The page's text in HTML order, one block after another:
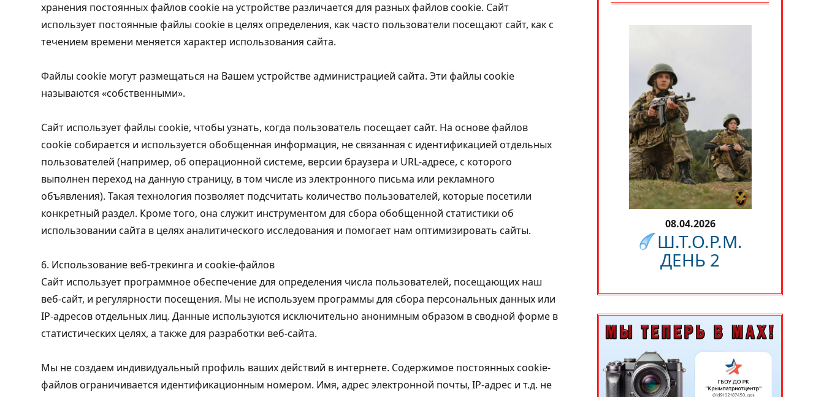
хранения постоянных файлов cookie на устройстве различается для разных файлов cookie. Сайт
использует постоянные файлы cookie в целях определения, как часто пользователи посещают сайт, как с
течением времени меняется характер использования сайта.
Файлы cookie могут размещаться на Вашем устройстве администрацией сайта. Эти файлы cookie
называются «собственными».
Сайт использует файлы cookie, чтобы узнать, когда пользователь посещает сайт. На основе файлов
cookie собирается и используется обобщенная информация, не связанная с идентификацией отдельных
пользователей (например, об операционной системе, версии браузера и URL-адресе, с которого
выполнен переход на данную страницу, в том числе из электронного письма или рекламного
объявления). Такая технология позволяет подсчитать количество пользователей, которые посетили
конкретный раздел. Кроме того, она служит инструментом для сбора обобщенной статистики об
использовании сайта в целях аналитического исследования и помогает нам оптимизировать сайты.
6. Использование веб-трекинга и cookie-файлов
Сайт использует программное обеспечение для определения числа пользователей, посещающих наш
веб-сайт, и регулярности посещения. Мы не используем программы для сбора персональных данных или
IP-адресов отдельных лиц. Данные используются исключительно анонимным образом в сводной форме в
статистических целях, а также для разработки веб-сайта.
Мы не создаем индивидуальный профиль ваших действий в интернете. Содержимое постоянных cookie-
файлов ограничивается идентификационным номером. Имя, адрес электронной почты, IP-адрес и т.д. не
08.04.2026
Ш.Т.О.Р.М.
ДЕНЬ 2